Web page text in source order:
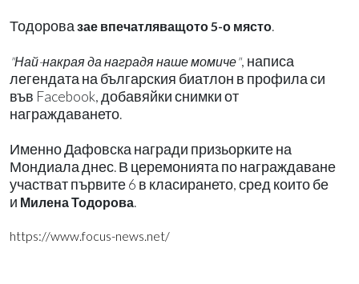
Тодорова зае впечатляващото 5-о място.
"Най-накрая да наградя наше момиче", написа
легендата на българския биатлон в профила си
във Facebook, добавяйки снимки от
награждаването.
Именно Дафовска награди призьорките на
Мондиала днес. В церемонията по награждаване
участват първите 6 в класирането, сред които бе
и Милена Тодорова.
https://www.focus-news.net/